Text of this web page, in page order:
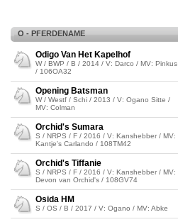
O - PFERDENAME
Odigo Van Het Kapelhof
W / BWP / B / 2014 / V: Darco / MV: Pinkus
/ 106OA32
Opening Batsman
W / Westf / Schi / 2013 / V: Ogano Sitte /
MV: Colman
Orchid's Sumara
S / NRPS / F / 2016 / V: Kanshebber / MV:
Kantje's Carlando / 108TM42
Orchid's Tiffanie
S / NRPS / F / 2016 / V: Kanshebber / MV:
Devon van Orchid's / 108GV74
Osida HM
S / OS / B / 2017 / V: Ogano / MV: Abke